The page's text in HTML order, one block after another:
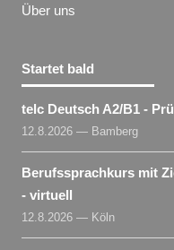
Über uns
Startet bald
telc Deutsch A2/B1 -
12.8.2026 — Bamberg
Berufssprachkurs mit
- virtuell
12.8.2026 — Köln